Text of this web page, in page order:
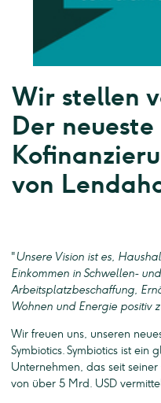
Wir stellen
Der neueste
von
"Unsere Vision ist es,
Einkommen in Schwellen-
Arbeitsplatzbeschaffung,
Wohnen und Energie positiv
Wir freuen uns, unseren
Symbiotics. Symbiotics ist
Unternehmen, das seit
von über 5 Mrd. USD